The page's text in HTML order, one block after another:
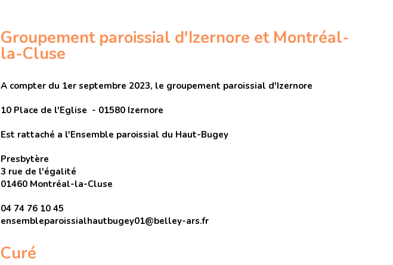
Groupement paroissial d'Izernore et Montréal-
la-Cluse
A compter du 1er septembre 2023, le groupement paroissial d'Izernore
10 Place de l'Eglise - 01580 Izernore
Est rattaché a l'Ensemble paroissial du Haut-Bugey
Presbytère
3 rue de l'égalité
01460 Montréal-la-Cluse
04 74 76 10 45
ensembleparoissialhautbugey01@belley-ars.fr
Curé